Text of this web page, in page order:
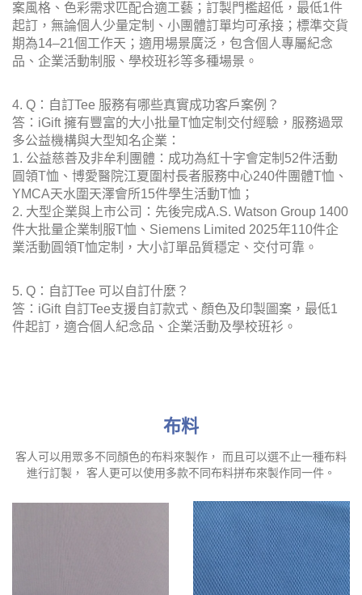
案風格、色彩需求匹配合適工藝；訂製門檻超低，最低1件
起訂，無論個人少量定制、小團體訂單均可承接；標準交貨
期為14–21個工作天；適用場景廣泛，包含個人專屬紀念
品、企業活動制服、學校班衫等多種場景。
4. Q：自訂Tee 服務有哪些真實成功客戶案例？
答：iGift 擁有豐富的大小批量T恤定制交付經驗，服務過眾
多公益機構與大型知名企業：
1. 公益慈善及非牟利團體：成功為紅十字會定制52件活動
圓領T恤、博愛醫院江夏圍村長者服務中心240件團體T恤、
YMCA天水圍天澤會所15件學生活動T恤；
2. 大型企業與上市公司：先後完成A.S. Watson Group 1400
件大批量企業制服T恤、Siemens Limited 2025年110件企
業活動圓領T恤定制，大小訂單品質穩定、交付可靠。
5. Q：自訂Tee 可以自訂什麼？
答：iGift 自訂Tee支援自訂款式、顏色及印製圖案，最低1
件起訂，適合個人紀念品、企業活動及學校班衫。
布料
客人可以用眾多不同顏色的布料來製作， 而且可以選不止一種布料
進行訂製， 客人更可以使用多款不同布料拼布來製作同一件。